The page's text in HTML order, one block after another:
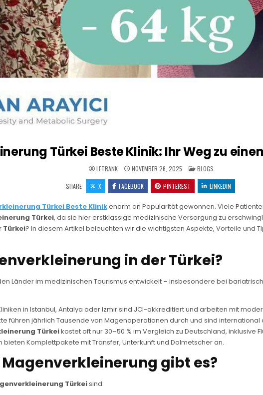
Türkei Beste Klinik: Ihr Weg zu
LETRANK NOVEMBER 26, 2025 POSTED
IN
BLOGS
SHARE: X FACEBOOK PINTEREST LINKEDIN
Türkei Beste Klinikenorm an Popularität gewonnen. Viele
Türkei, da sie hier erstklassige medizinische Versorgung zu
Türkei? In diesem Artikel beleuchten wir die wichtigsten Aspekte, Vorteile und
in der Türkei?
Länder im medizinischen Tourismus entwickelt – insbesondere bei
in Istanbul, Antalya oder Izmir sind JCI-akkreditiert und arbeiten mit
führen jährlich Tausende von Magenoperationen durch und sind international
Türkeikostet oft nur 30–50 % im Vergleich zu Deutschland, inklusive
bieten Komplettpakete mit Transfer, Unterkunft und Dolmetscher an.
gibt es?
Türkeisind: